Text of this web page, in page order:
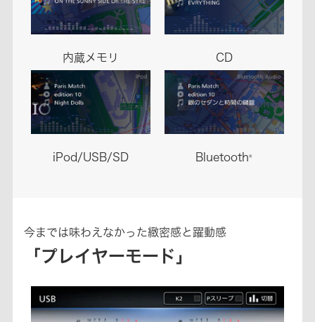
内蔵メモリ CD
iPod/USB/SD Bluetooth®
今までは味わえなかった緻密感と躍動感
「プレイヤーモード」